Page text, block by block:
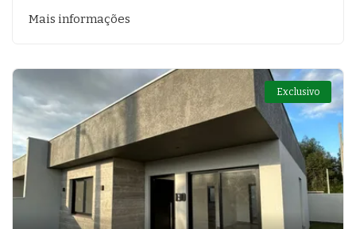
Mais informações
Exclusivo